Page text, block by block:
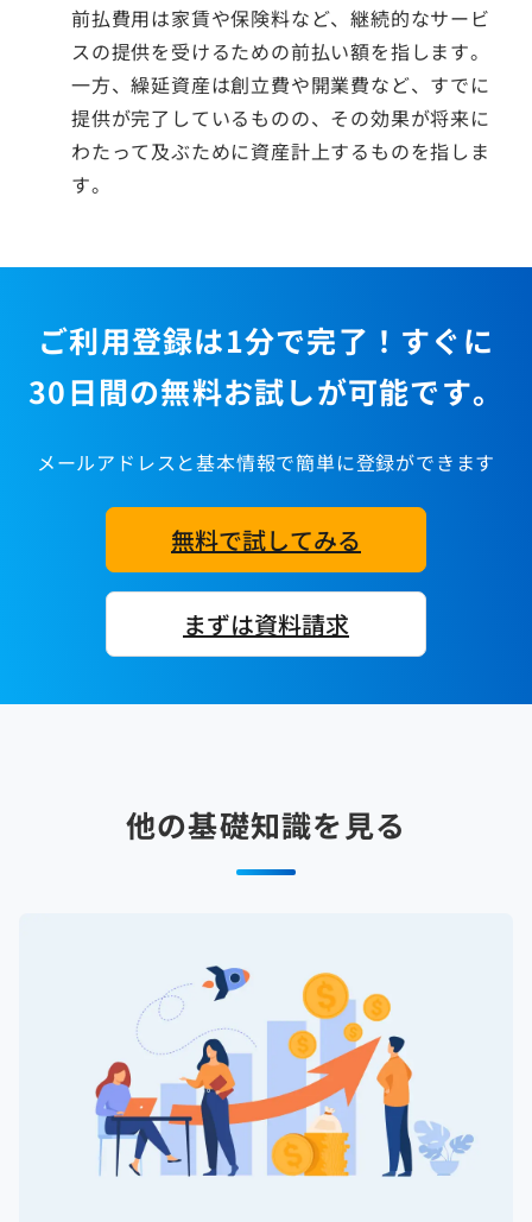
前払費用は家賃や保険料など、継続的なサービ
スの提供を受けるための前払い額を指します。
一方、繰延資産は創立費や開業費など、すでに
提供が完了しているものの、その効果が将来に
わたって及ぶために資産計上するものを指しま
す。
ご利用登録は1分で完了！すぐに
30日間の無料お試しが可能です。
メールアドレスと基本情報で簡単に登録ができます
無料で試してみる
まずは資料請求
他の基礎知識を見る